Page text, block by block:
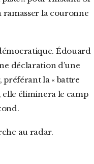
ramasser la couronne
déclaration d’une
préférant la « battre
elle éliminera le camp
au radar.